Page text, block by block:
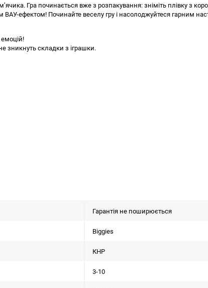
Гра починається вже з розпакування: зніміть плівку з
ВАУ-ефектом! Починайте веселу гру і насолоджуйтеся гарним
зникнуть складки з іграшки.
Гарантія не поширюється
Biggies
КНР
3-10